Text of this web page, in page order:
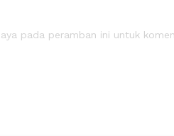
pada peramban ini untuk